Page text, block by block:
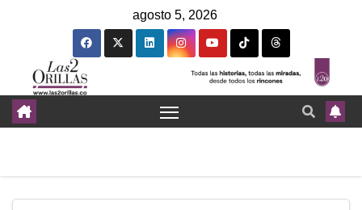
agosto 5, 2026